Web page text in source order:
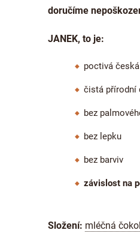
doručíme
JANEK, to je:
poctivá
čistá přírodní
bez
bez lepku
bez barviv
závislost na
Složení: mléčná